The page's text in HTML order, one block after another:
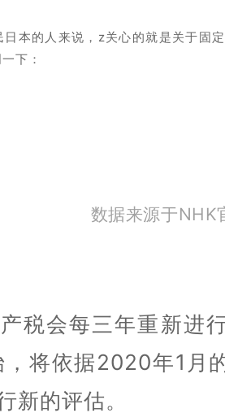
日本的人来说，z关心的就是关于固
下：
数据来源于NHK
税会每三年重新进
将依据2020年1月
新的评估。